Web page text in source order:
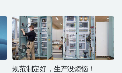
规范制定好，生产没烦恼！